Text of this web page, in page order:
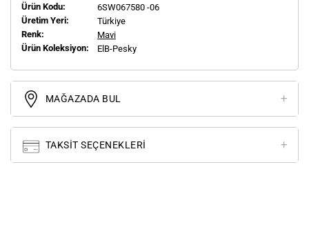
Ürün Kodu:
6SW067580 -06
Üretim Yeri:
Türkiye
Renk:
Mavi
Ürün Koleksiyon:
ElB-Pesky
MAĞAZADA BUL
TAKSIT SEÇENEKLERI